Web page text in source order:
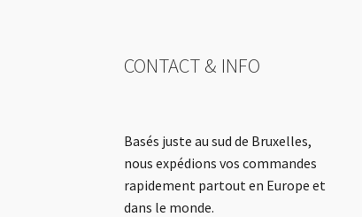
CONTACT & INFO
Basés juste au sud de Bruxelles,
nous expédions vos commandes
rapidement partout en Europe et
dans le monde.